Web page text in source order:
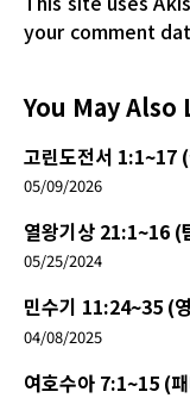
your comment
You May Also
고린도전서 1:1~17
05/09/2026
열왕기상 21:1~16 (
05/25/2024
민수기 11:24~35 (
04/08/2025
여호수아 7:1~15 (